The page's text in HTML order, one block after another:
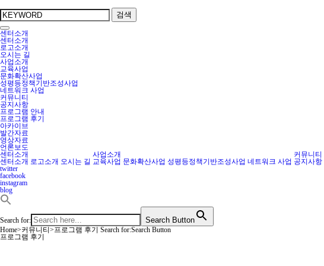
검색
센터소개
센터소개
로고소개
오시는 길
사업소개
교육사업
문화확산사업
성평등정책기반조성사업
네트워크 사업
커뮤니티
공지사항
프로그램 안내
프로그램 후기
아카이브
발간자료
영상자료
언론보도
센터소개
센터소개 로고소개 오시는 길
사업소개
교육사업 문화확산사업 성평등정책기반조성사업 네트워크 사업
커뮤니티
공지사항
twitter
facebook
instagram
blog
Search for: Search Button
Home>커뮤니티 >프로그램 후기 Search for:Search Button
프로그램 후기